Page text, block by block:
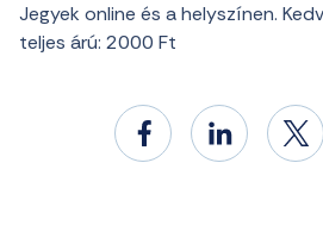
Jegyek online és a helyszínen.
teljes árú: 2000 Ft